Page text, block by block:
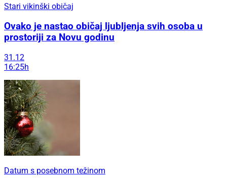
Stari vikinški običaj
Ovako je nastao običaj ljubljenja svih osoba u
prostoriji za Novu godinu
31.12
16:25h
Datum s posebnom težinom